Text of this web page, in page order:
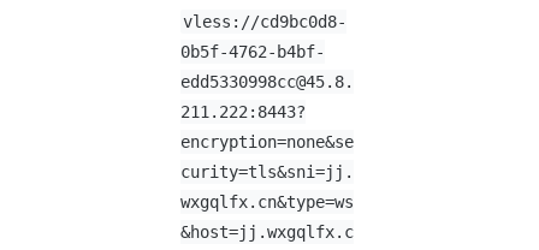
vless://cd9bc0d8-
0b5f-4762-b4bf-
edd5330998cc@45.8.
211.222 :8443?
encryption=none&se
curity=tls&sni=jj.
wxgqlfx.cn&type=ws
&host=jj.wxgqlfx.c